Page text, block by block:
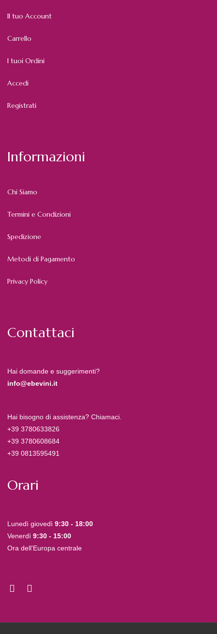
Il tuo Account
Carrello
I tuoi Ordini
Accedi
Registrati
Informazioni
Chi Siamo
Termini e Condizioni
Spedizione
Metodi di Pagamento
Privacy Policy
Contattaci
Hai domande e suggerimenti?
info@ebevini.it
Hai bisogno di assistenza? Chiamaci.
+39 3780633826
+39 3780608684
+39 0813595491
Orari
Lunedì giovedì 9:30 - 18:00
Venerdì 9:30 - 15:00
Ora dell'Europa centrale